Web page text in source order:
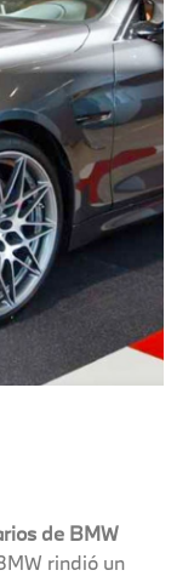
de BMW
rindió un